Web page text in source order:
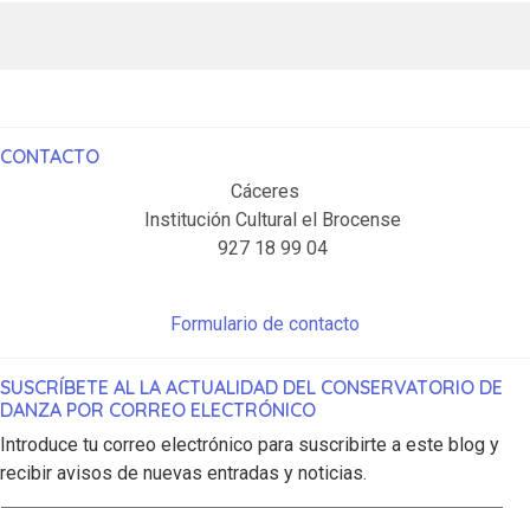
CONTACTO
Cáceres
Institución Cultural el Brocense
927 18 99 04
Formulario de contacto
SUSCRÍBETE AL LA ACTUALIDAD DEL CONSERVATORIO DE
DANZA POR CORREO ELECTRÓNICO
Introduce tu correo electrónico para suscribirte a este blog y
recibir avisos de nuevas entradas y noticias.